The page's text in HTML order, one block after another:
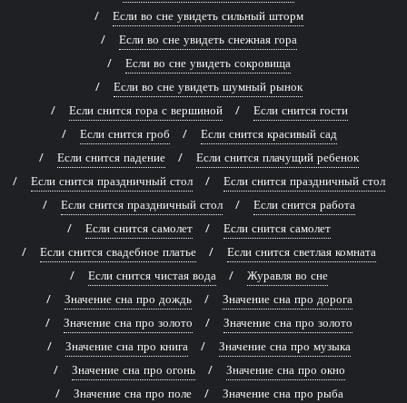
Если во сне увидеть сильный шторм
Если во сне увидеть снежная гора
Если во сне увидеть сокровища
Если во сне увидеть шумный рынок
Если снится гора с вершиной
Если снится гости
Если снится гроб
Если снится красивый сад
Если снится падение
Если снится плачущий ребенок
Если снится праздничный стол
Если снится праздничный стол
Если снится праздничный стол
Если снится работа
Если снится самолет
Если снится самолет
Если снится свадебное платье
Если снится светлая комната
Если снится чистая вода
Журавля во сне
Значение сна про дождь
Значение сна про дорога
Значение сна про золото
Значение сна про золото
Значение сна про книга
Значение сна про музыка
Значение сна про огонь
Значение сна про окно
Значение сна про поле
Значение сна про рыба